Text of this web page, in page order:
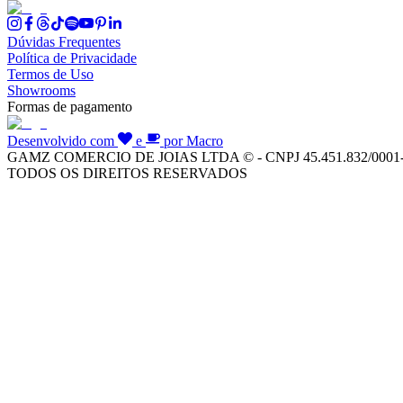
Dúvidas Frequentes
Política de Privacidade
Termos de Uso
Showrooms
Formas de pagamento
Desenvolvido com e
por Macro
GAMZ COMERCIO DE JOIAS LTDA © - CNPJ 45.451.832/
TODOS OS DIREITOS RESERVADOS